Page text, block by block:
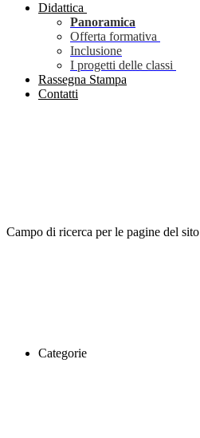
Didattica
Panoramica
Offerta formativa
Inclusione
I progetti delle classi
Rassegna Stampa
Contatti
Campo di ricerca per le pagine del sito
Categorie